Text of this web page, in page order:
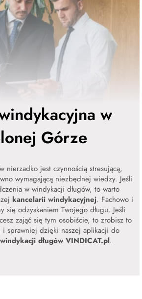
w
Górze
nierzadko jest czynnością stresującą,
wymagającą niezbędnej wiedzy. Jeśli
w windykacji długów, to warto
kancelarii windykacyjnej. Fachowo i
się odzyskaniem Twojego długu. Jeśli
zająć się tym osobiście, to zrobisz to
i sprawniej dzięki naszej aplikacji do
długów VINDICAT.pl.